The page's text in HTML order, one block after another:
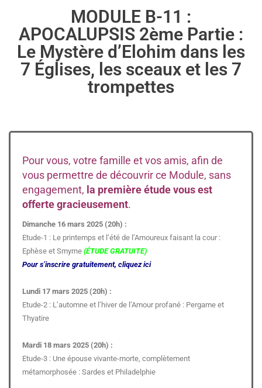
MODULE B-11 :
APOCALUPSIS 2ème Partie :
Le Mystère d’Elohim dans les
7 Églises, les sceaux et les 7
trompettes
Pour vous, votre famille et vos amis, afin de
vous permettre de découvrir ce Module, sans
engagement, la première étude vous est
offerte gracieusement.
Dimanche 16 mars 2025 (20h) :
Etude-1 : Le printemps et l’été de l’Amoureux faisant la cour :
Ephèse et Smyrne (ÉTUDE GRATUITE)
Pour s’inscrire gratuitement, cliquez ici
Lundi 17 mars 2025 (20h) :
Etude-2 : L’automne et l’hiver de l’Amour profané : Pergame et
Thyatire
Mardi 18 mars 2025 (20h) :
Etude-3 : Une épouse vivante-morte, complètement
métamorphosée : Sardes et Philadelphie